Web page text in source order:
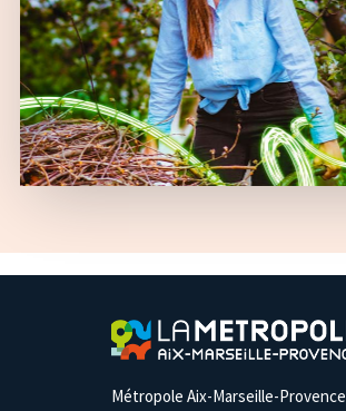
Métropole Aix-Marseille-Provence